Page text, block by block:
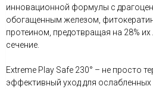
инновационной формулы с
обогащенным железом,
протеином, предотвращая на 28%
сечение.
Extreme Play Safe 230° – не просто
эффективный уход для